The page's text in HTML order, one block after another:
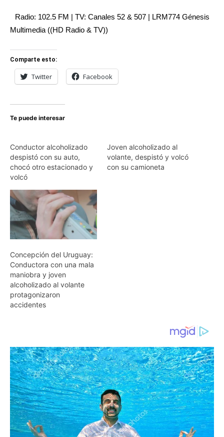
Radio: 102.5 FM | TV: Canales 52 & 507 | LRM774 Génesis
Multimedia ((HD Radio & TV))
Comparte esto:
Twitter Facebook
Te puede interesar
Conductor alcoholizado
despistó con su auto,
chocó otro estacionado y
volcó
Joven alcoholizado al
volante, despistó y volcó
con su camioneta
Concepción del Uruguay:
Conductora con una mala
maniobra y joven
alcoholizado al volante
protagonizaron
accidentes